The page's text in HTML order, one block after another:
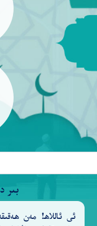
بىر
ئى ئاللاھ! مەن